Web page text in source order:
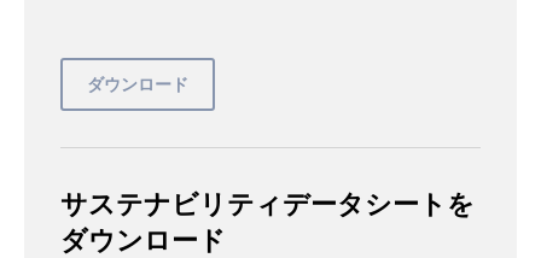
サステナビリティデータシートを
ダウンロード